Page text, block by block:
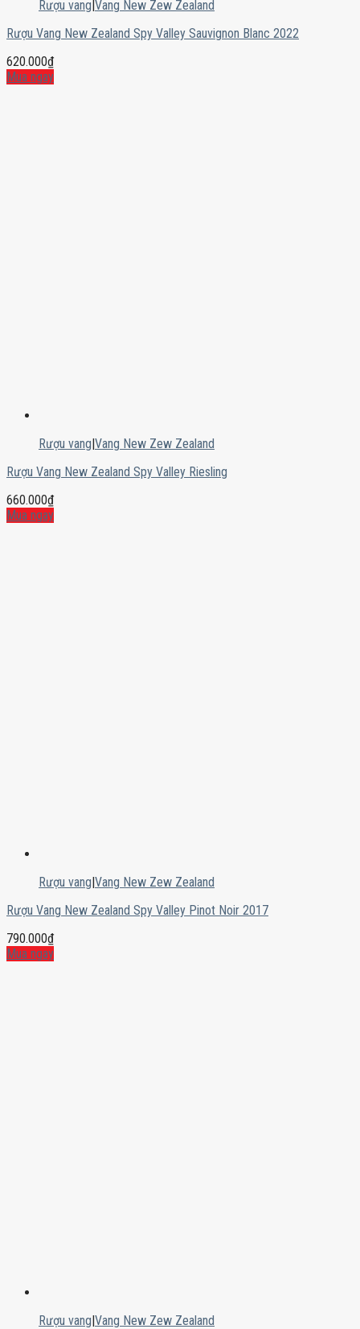
Rượu vang Vang New Zew Zealand
Rượu Vang New Zealand Spy Valley Sauvignon Blanc 2022
620.000₫
Mua ngay
Rượu vang|Vang New Zew Zealand
Rượu Vang New Zealand Spy Valley Riesling
660.000₫
Mua ngay
Rượu vang|Vang New Zew Zealand
Rượu Vang New Zealand Spy Valley Pinot Noir 2017
790.000₫
Mua ngay
Rượu vang|Vang New Zew Zealand